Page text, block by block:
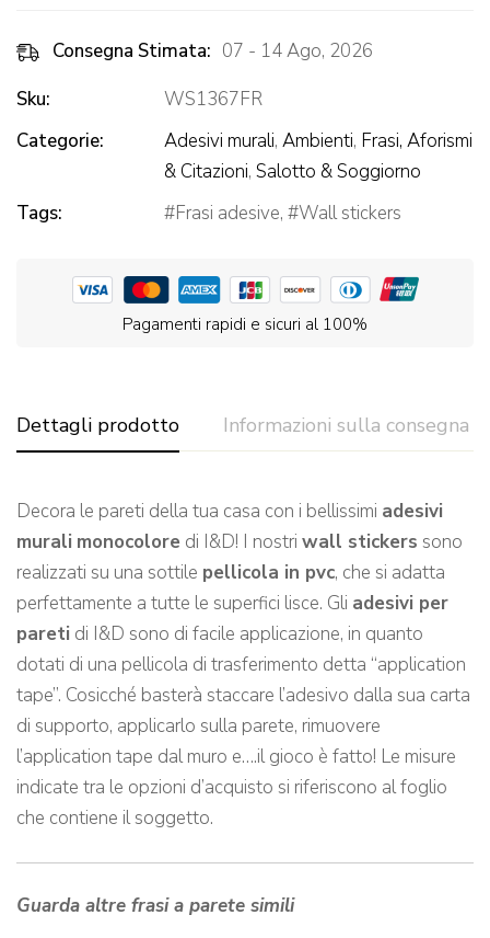
Consegna Stimata: 07 - 14 Ago, 2026
Sku:
WS1367FR
Categorie:
Adesivi murali, Ambienti, Frasi, Aforismi
& Citazioni, Salotto & Soggiorno
Tags:
Frasi adesive, Wall stickers
Pagamenti rapidi e sicuri al 100%
Dettagli prodotto Informazioni sulla consegna
Decora le pareti della tua casa con i bellissimi adesivi
murali monocolore di I&D! I nostri wall stickers sono
realizzati su una sottile pellicola in pvc, che si adatta
perfettamente a tutte le superfici lisce. Gli adesivi per
pareti di I&D sono di facile applicazione, in quanto
dotati di una pellicola di trasferimento detta “application
tape”. Cosicché basterà staccare l’adesivo dalla sua carta
di supporto, applicarlo sulla parete, rimuovere
l’application tape dal muro e….il gioco è fatto! Le misure
indicate tra le opzioni d’acquisto si riferiscono al foglio
che contiene il soggetto.
Guarda altre frasi a parete simili